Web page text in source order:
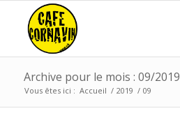
Archive pour le mois : 09/2019
Vous êtes ici : Accueil / 2019 / 09